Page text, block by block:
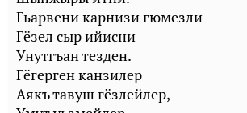
Гьарвени карнизи гюмезли
Гёзел сыр ийисни
Унутгъан тезден.
Гёгерген канзилер
Аякъ тавуш гёзлейлер,